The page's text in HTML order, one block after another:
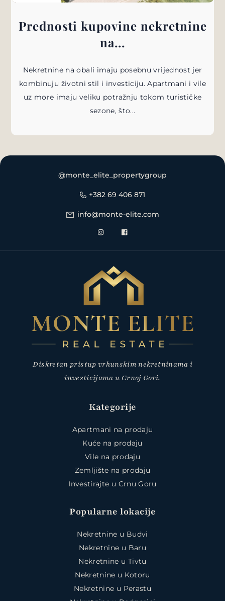
Prednosti kupovine nekretnine
na...
Nekretnine na obali imaju posebnu vrijednost jer
kombinuju životni stil i investiciju. Apartmani i vile
uz more imaju veliku potražnju tokom turističke
sezone, što...
@monte_elite_propertygroup
+382 69 406 871
info@monte-elite.com
Kategorije
Apartmani na prodaju
Kuće na prodaju
Vile na prodaju
Zemljište na prodaju
Investirajte u Crnu Goru
Diskretan pristup vrhunskim nekretninama i
investicijama u Crnoj Gori.
Popularne lokacije
Nekretnine u Budvi
Nekretnine u Baru
Nekretnine u Tivtu
Nekretnine u Kotoru
Nekretnine u Perastu